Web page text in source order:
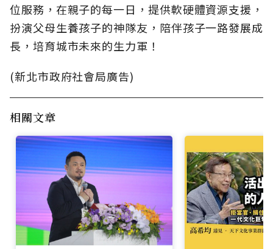
位服務，在親子的每一日，提供軟硬體資源支援，
扮演父母生養孩子的神隊友，陪伴孩子一路發展成
長，培育城市未來的生力軍！
(新北市政府社會局廣告)
相關文章